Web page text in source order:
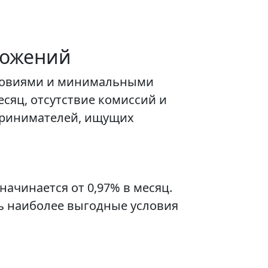
и минимальными
отсутствие комиссий и
ищущих
от 0,97% в месяц.
наиболее выгодные условия